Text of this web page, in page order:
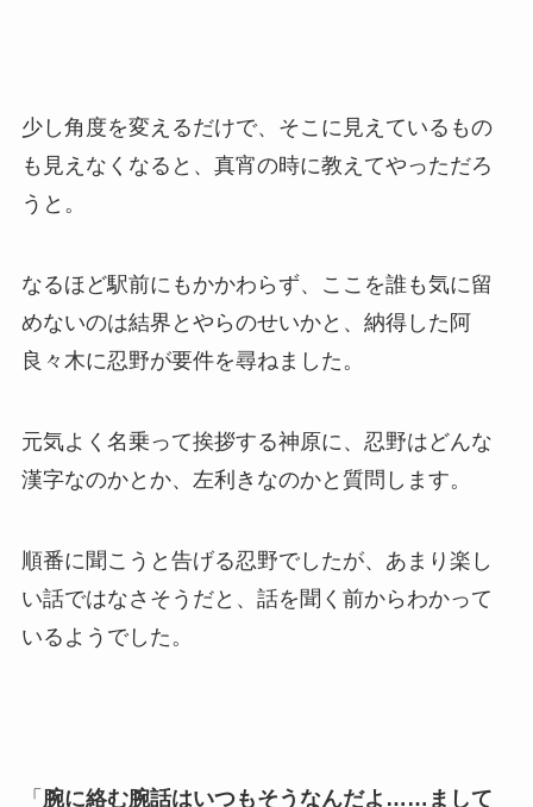
少し角度を変えるだけで、そこに見えているもの
も見えなくなると、真宵の時に教えてやっただろ
うと。
なるほど駅前にもかかわらず、ここを誰も気に留
めないのは結界とやらのせいかと、納得した阿
良々木に忍野が要件を尋ねました。
元気よく名乗って挨拶する神原に、忍野はどんな
漢字なのかとか、左利きなのかと質問します。
順番に聞こうと告げる忍野でしたが、あまり楽し
い話ではなさそうだと、話を聞く前からわかって
いるようでした。
「 腕に絡む腕話はいつもそうなんだよ……まして